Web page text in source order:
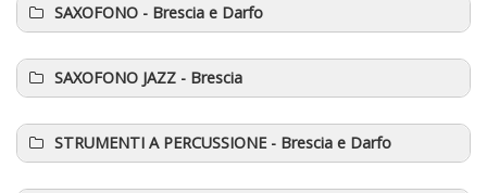
SAXOFONO - Brescia e Darfo
SAXOFONO JAZZ - Brescia
STRUMENTI A PERCUSSIONE- Brescia e Darfo